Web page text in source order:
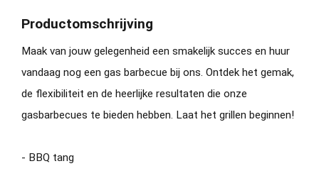
Productomschrijving
Maak van jouw gelegenheid een smakelijk succes en huur
vandaag nog een gas barbecue bij ons. Ontdek het gemak,
de flexibiliteit en de heerlijke resultaten die onze
gasbarbecues te bieden hebben. Laat het grillen beginnen!
- BBQ tang